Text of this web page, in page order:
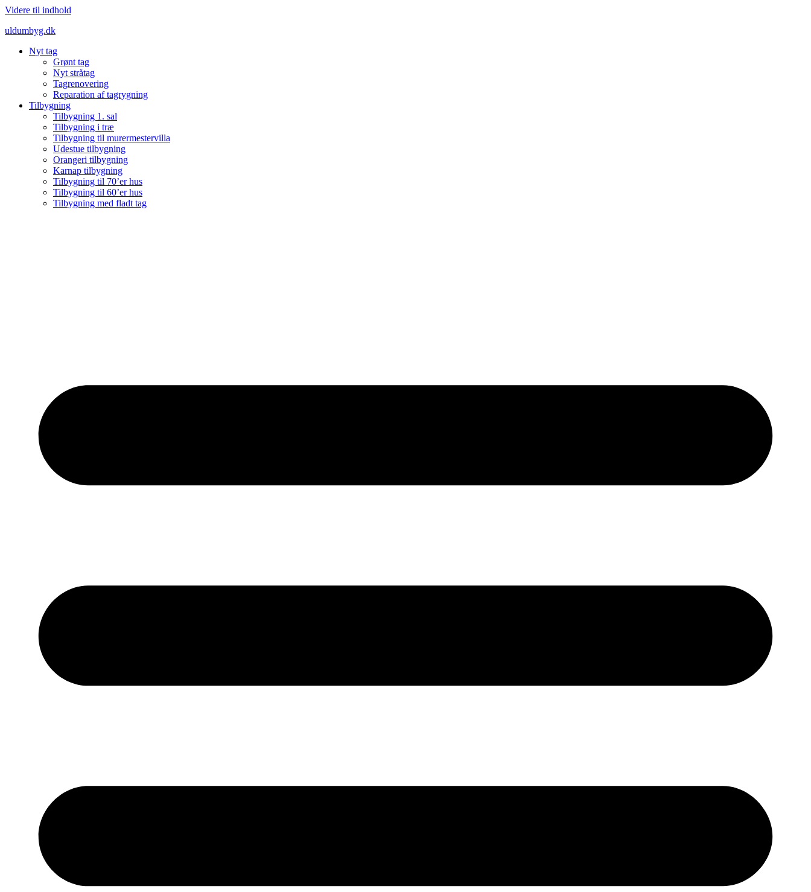
Videre til indhold
uldumbyg.dk
Nyt tag
Grønt tag
Nyt stråtag
Tagrenovering
Reparation af tagrygning
Tilbygning
Tilbygning 1. sal
Tilbygning i træ
Tilbygning til murermestervilla
Udestue tilbygning
Orangeri tilbygning
Karnap tilbygning
Tilbygning til 70’er hus
Tilbygning til 60’er hus
Tilbygning med fladt tag